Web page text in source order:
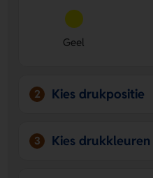
Geel
2 Kies drukpositie
3 Kies drukkleuren